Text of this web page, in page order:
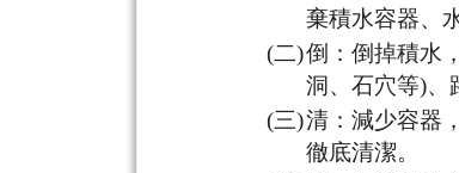
棄積水容器、
(二)倒：倒掉積水
洞、石穴等)、
(三)清：減少容器
徹底清潔。